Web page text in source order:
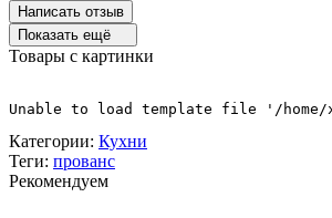
Написать отзыв
Показать ещё
Товары с картинки
Unable to load template file '/home/
Категории: Кухни
Теги: прованс
Рекомендуем